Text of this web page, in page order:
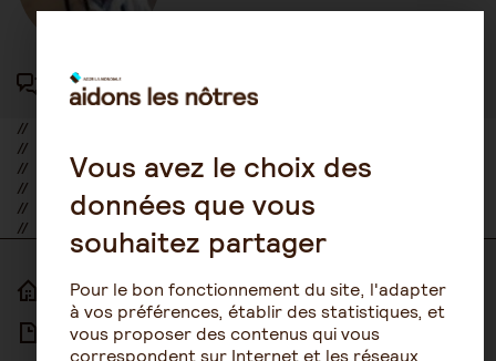
44 participations au forum
//
//
//
//
//
//
ACCUEIL
ARTICLES
ACCESSIBILITÉ
NOUS CONTACTER
Vous avez le choix des
données que vous
souhaitez partager
Pour le bon fonctionnement du site, l'adapter
à vos préférences, établir des statistiques, et
vous proposer des contenus qui vous
correspondent sur Internet et les réseaux